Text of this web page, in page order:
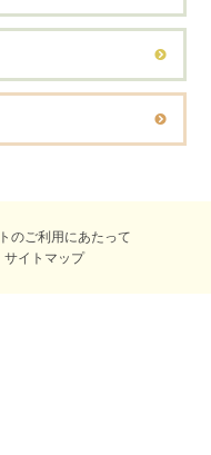
のご利用にあたって
サイトマップ